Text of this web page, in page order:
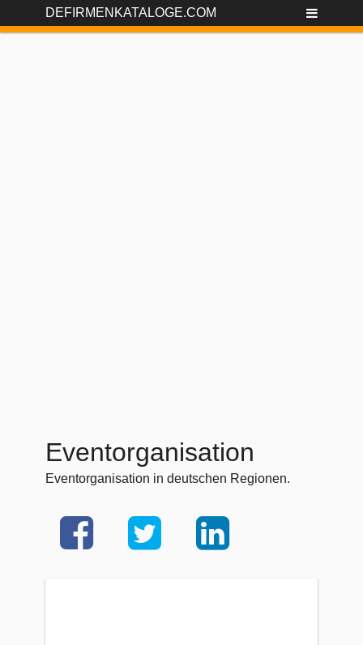
DEFIRMENKATALOGE.COM
Eventorganisation
Eventorganisation in deutschen Regionen.